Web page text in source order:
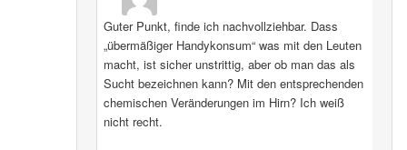
Guter Punkt, finde ich nachvollziehbar. Dass
„übermäßiger Handykonsum“ was mit den Leuten
macht, ist sicher unstrittig, aber ob man das als
Sucht bezeichnen kann? Mit den entsprechenden
chemischen Veränderungen im Hirn? Ich weiß
nicht recht.